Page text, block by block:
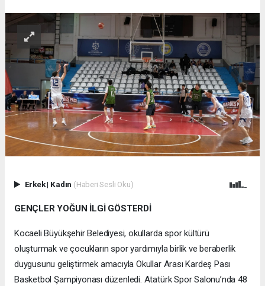
Erkek| Kadın (Haberi Sesli Oku)
GENÇLER YOĞUN İLGİ GÖSTERDİ
Kocaeli Büyükşehir Belediyesi, okullarda spor kültürü
oluşturmak ve çocukların spor yardımıyla birlik ve beraberlik
duygusunu geliştirmek amacıyla Okullar Arası Kardeş Pası
Basketbol Şampiyonası düzenledi. Atatürk Spor Salonu’nda 48